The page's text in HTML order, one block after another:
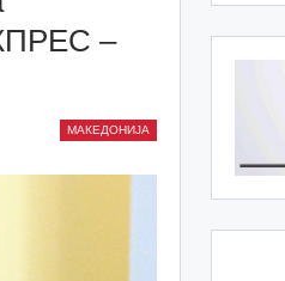
–
МАКЕДОНИЈА